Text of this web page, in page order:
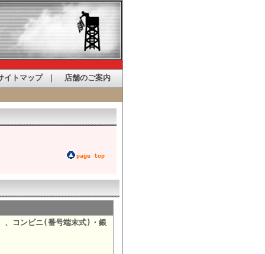
イトマップ｜ 店舗のご案内
page top
、コンビニ(番号端末式)・銀